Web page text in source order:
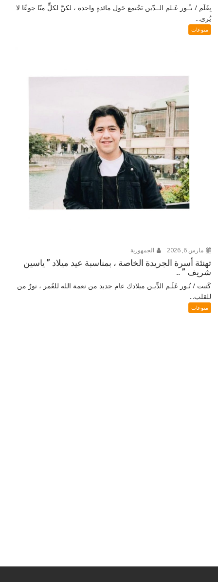
بِقَلَم / نـُـور عَـلم الــدّين نَجْتمع حَول مائدةٍ واحدة ، لكنَّ لكلٍّ منّا جوعًا لا
يُرى...
منوعات
مارس 6, 2026 الجمهورية
تهنئة أسرة الجريدة الخاصة ، بمناسبة عيد ميلاد ” ياسين
شريف ” ..
كَتبت / نُـور عَلَـم الدِّيـن ميلادك عام جديد من نعمة الله للعُمر ، نورٌ من
للقلب...
منوعات